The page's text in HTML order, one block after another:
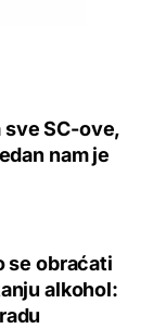
sve SC-ove,
nam je
se obraćati
alkohol: